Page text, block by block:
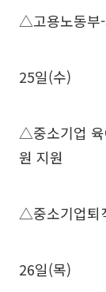
△고용노동부-
25일(수)
△중소기업 육
원 지원
△중소기업퇴
26일(목)